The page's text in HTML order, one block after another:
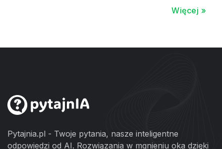
Więcej »
Pytajnia.pl - Twoje pytania, nasze inteligentne
odpowiedzi od AI. Rozwiązania w mgnieniu oka dzięki